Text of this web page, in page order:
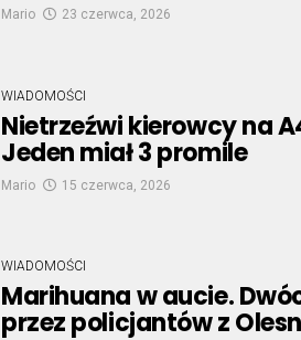
Mario 23 czerwca, 2026
WIADOMOŚCI
Nietrzeźwi kierowcy na
Jeden miał 3 promile
Mario 15 czerwca, 2026
WIADOMOŚCI
Marihuana w aucie.
przez policjantów z